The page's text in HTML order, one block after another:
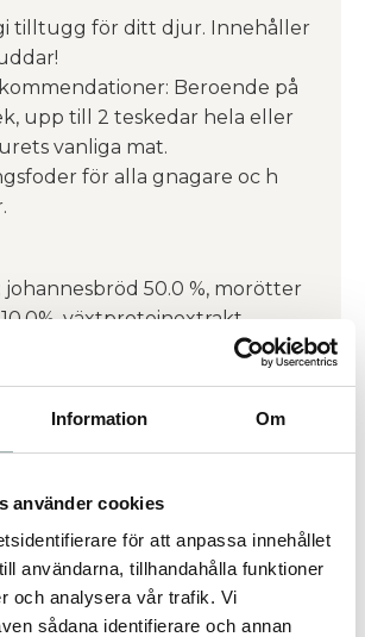
Information Om
använder cookies
för att anpassa innehållet
användarna, tillhandahålla funktioner
och analysera vår trafik. Vi
sådana identifierare och annan
tilltugg för ditt djur. Innehåller
Beroende på
upp till 2 teskedar hela eller
vanliga mat.
för alla gnagare oc h
johannesbröd 50.0 %, morötter
växtproteinextrakt,
Protein 8.4%, Fett 2.4%, Råf
4.6%.
Du